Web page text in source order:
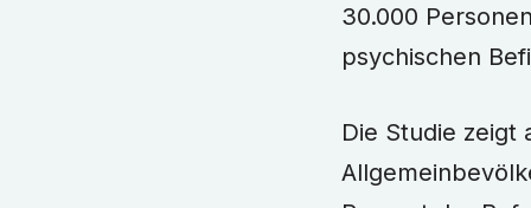
30.000
psychischen
Die Studie zeigt